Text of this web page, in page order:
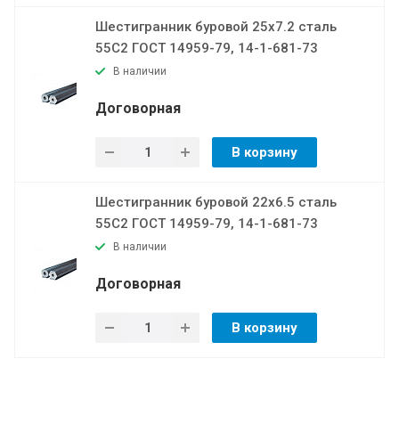
Шестигранник буровой 25х7.2 сталь
55С2 ГОСТ 14959-79, 14-1-681-73
В наличии
Договорная
В корзину
Шестигранник буровой 22х6.5 сталь
55С2 ГОСТ 14959-79, 14-1-681-73
В наличии
Договорная
В корзину